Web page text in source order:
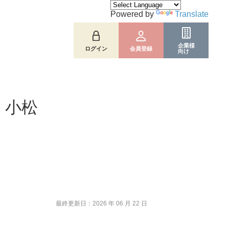
ログイン 会員登録
企業様
向け
Powered by Translate
松
最終更新日：2026 年 06 月 22 日